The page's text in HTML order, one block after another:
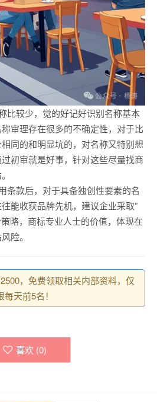
较少，觉的好记好识别名称基本
审理存在很多的不确定性，对于比
同的和明显坑的，对名称又特别想
初审就是好事，针对这些尽量找商
款后，对于具备独创性要素的名
能收获品牌先机，建议企业采取”
略，商标专业人士的价值，体现在
险。
，免费领取相关内部资料，仅
每天前5名！
喜欢 (0)